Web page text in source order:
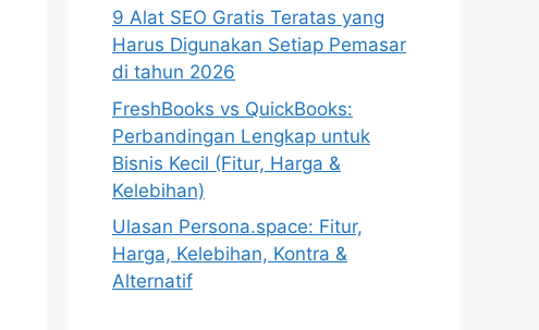
9 Alat SEO Gratis Teratas yang
Harus Digunakan Setiap Pemasar
di tahun 2026
FreshBooks vs QuickBooks:
Perbandingan Lengkap untuk
Bisnis Kecil (Fitur, Harga &
Kelebihan)
Ulasan Persona.space: Fitur,
Harga, Kelebihan, Kontra &
Alternatif